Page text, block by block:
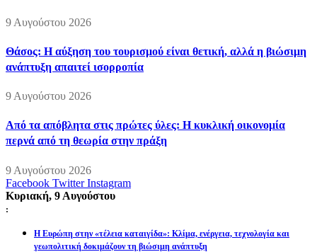
9 Αυγούστου 2026
Θάσος: Η αύξηση του τουρισμού είναι θετική, αλλά η βιώσιμη
ανάπτυξη απαιτεί ισορροπία
9 Αυγούστου 2026
Από τα απόβλητα στις πρώτες ύλες: Η κυκλική οικονομία
περνά από τη θεωρία στην πράξη
9 Αυγούστου 2026
Facebook Twitter Instagram
Κυριακή, 9 Αυγούστου
:
Η Ευρώπη στην «τέλεια καταιγίδα»: Κλίμα, ενέργεια, τεχνολογία και
γεωπολιτική δοκιμάζουν τη βιώσιμη ανάπτυξη